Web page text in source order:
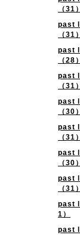
（31）
past
（31）
past
（28）
past
（31）
past
（30）
past
（31）
past
（30）
past
（31）
past
1）
past